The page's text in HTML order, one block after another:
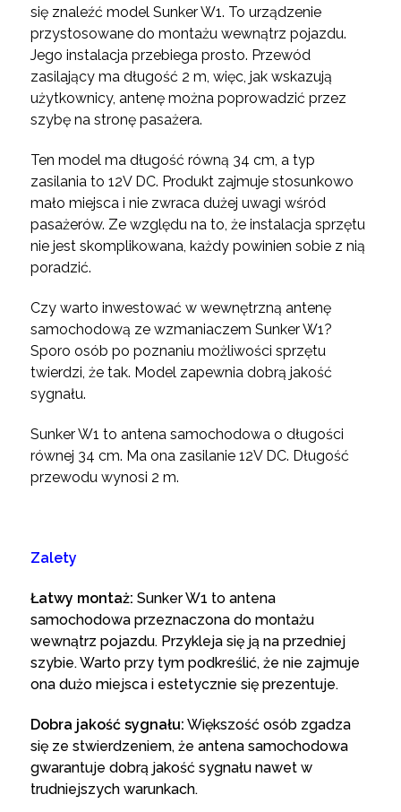
się znaleźć model Sunker W1. To urządzenie
przystosowane do montażu wewnątrz pojazdu.
Jego instalacja przebiega prosto. Przewód
zasilający ma długość 2 m, więc, jak wskazują
użytkownicy, antenę można poprowadzić przez
szybę na stronę pasażera.
Ten model ma długość równą 34 cm, a typ
zasilania to 12V DC. Produkt zajmuje stosunkowo
mało miejsca i nie zwraca dużej uwagi wśród
pasażerów. Ze względu na to, że instalacja sprzętu
nie jest skomplikowana, każdy powinien sobie z nią
poradzić.
Czy warto inwestować w wewnętrzną antenę
samochodową ze wzmaniaczem Sunker W1?
Sporo osób po poznaniu możliwości sprzętu
twierdzi, że tak. Model zapewnia dobrą jakość
sygnału.
Sunker W1 to antena samochodowa o długości
równej 34 cm. Ma ona zasilanie 12V DC. Długość
przewodu wynosi 2 m.
Zalety
Łatwy montaż: Sunker W1 to antena
samochodowa przeznaczona do montażu
wewnątrz pojazdu. Przykleja się ją na przedniej
szybie. Warto przy tym podkreślić, że nie zajmuje
ona dużo miejsca i estetycznie się prezentuje.
Dobra jakość sygnału: Większość osób zgadza
się ze stwierdzeniem, że antena samochodowa
gwarantuje dobrą jakość sygnału nawet w
trudniejszych warunkach.